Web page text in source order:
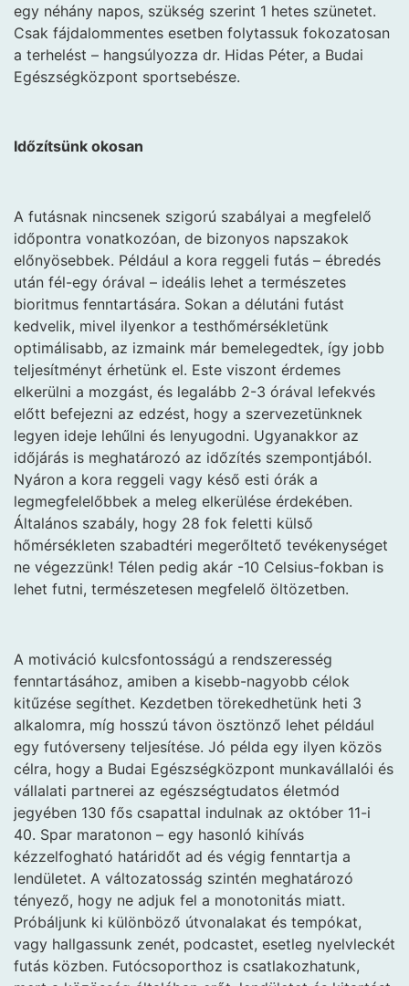
egy néhány napos, szükség szerint 1 hetes szünetet.
Csak fájdalommentes esetben folytassuk fokozatosan
a terhelést – hangsúlyozza dr. Hidas Péter, a Budai
Egészségközpont sportsebésze.
Időzítsünk okosan
A futásnak nincsenek szigorú szabályai a megfelelő
időpontra vonatkozóan, de bizonyos napszakok
előnyösebbek. Például a kora reggeli futás – ébredés
után fél-egy órával – ideális lehet a természetes
bioritmus fenntartására. Sokan a délutáni futást
kedvelik, mivel ilyenkor a testhőmérsékletünk
optimálisabb, az izmaink már bemelegedtek, így jobb
teljesítményt érhetünk el. Este viszont érdemes
elkerülni a mozgást, és legalább 2-3 órával lefekvés
előtt befejezni az edzést, hogy a szervezetünknek
legyen ideje lehűlni és lenyugodni. Ugyanakkor az
időjárás is meghatározó az időzítés szempontjából.
Nyáron a kora reggeli vagy késő esti órák a
legmegfelelőbbek a meleg elkerülése érdekében.
Általános szabály, hogy 28 fok feletti külső
hőmérsékleten szabadtéri megerőltető tevékenységet
ne végezzünk! Télen pedig akár -10 Celsius-fokban is
lehet futni, természetesen megfelelő öltözetben.
A motiváció kulcsfontosságú a rendszeresség
fenntartásához, amiben a kisebb-nagyobb célok
kitűzése segíthet. Kezdetben törekedhetünk heti 3
alkalomra, míg hosszú távon ösztönző lehet például
egy futóverseny teljesítése. Jó példa egy ilyen közös
célra, hogy a Budai Egészségközpont munkavállalói és
vállalati partnerei az egészségtudatos életmód
jegyében 130 fős csapattal indulnak az október 11-i
40. Spar maratonon – egy hasonló kihívás
kézzelfogható határidőt ad és végig fenntartja a
lendületet. A változatosság szintén meghatározó
tényező, hogy ne adjuk fel a monotonitás miatt.
Próbáljunk ki különböző útvonalakat és tempókat,
vagy hallgassunk zenét, podcastet, esetleg nyelvleckét
futás közben. Futócsoporthoz is csatlakozhatunk,